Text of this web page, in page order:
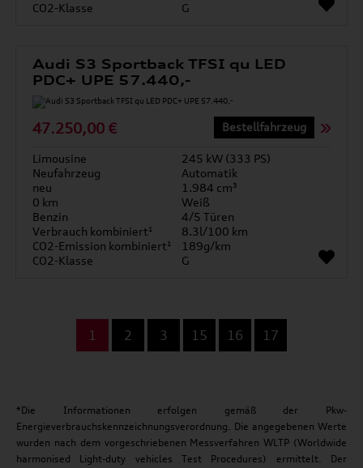
CO2-Klasse G
Audi S3 Sportback TFSI qu LED
PDC+ UPE 57.440,-
47.250,00 € Bestellfahrzeug
Limousine
245 kW (333 PS)
Neufahrzeug
Automatik
neu
1.984 cm³
0 km
Weiß
Benzin
4/5 Türen
Verbrauch kombiniert¹
8.3l/100 km
CO2-Emission kombiniert¹
189g/km
CO2-Klasse
G
1 2 3 15 16 17
*Die Informationen erfolgen gemäß der Pkw-
Energieverbrauchskennzeichnungsverordnung. Die angegebenen Werte
wurden nach dem vorgeschriebenen Messverfahren WLTP (Worldwide
harmonised Light-duty vehicles Test Procedures) ermittelt. Der